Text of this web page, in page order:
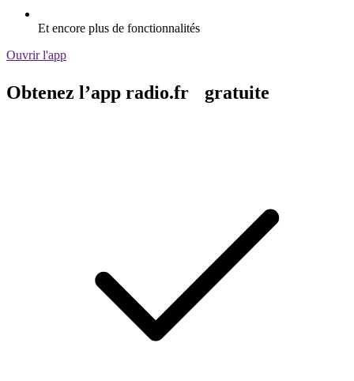
Et encore plus de fonctionnalités
Ouvrir l'app
Obtenez l’app radio.fr gratuite